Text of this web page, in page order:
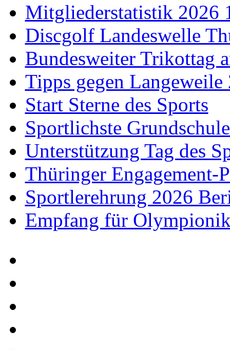
Mitgliederstatistik 2026
Discgolf Landeswelle
Bundesweiter Trikottag
Tipps gegen
Start Sterne des Sports
Sportlichste
Unterstützung Tag des
Thüringer Engagement-
Sportlerehrung 2026
Empfang für